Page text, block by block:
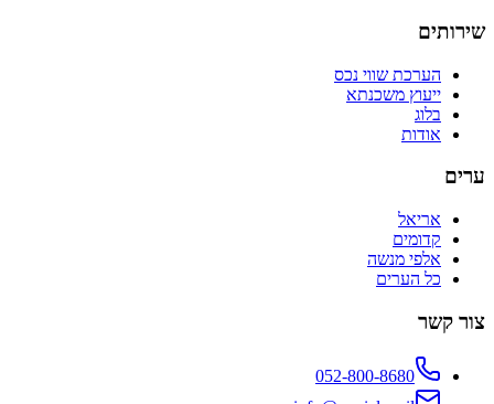
שירותים
הערכת שווי נכס
ייעוץ משכנתא
בלוג
אודות
ערים
אריאל
קדומים
אלפי מנשה
כל הערים
צור קשר
052-800-8680